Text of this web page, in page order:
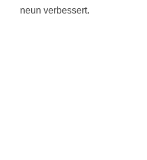
neun verbessert.